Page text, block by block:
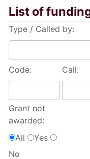
List of
Type / Called by:
Code: Call:
Grant not
awarded:
All
Yes
No